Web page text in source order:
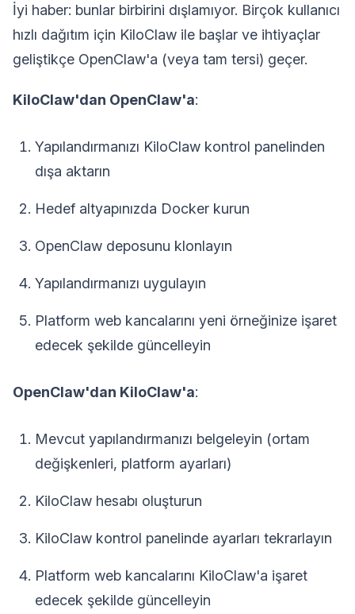
İyi haber: bunlar birbirini dışlamıyor. Birçok kullanıcı
hızlı dağıtım için KiloClaw ile başlar ve ihtiyaçlar
geliştikçe OpenClaw'a (veya tam tersi) geçer.
KiloClaw'dan OpenClaw'a:
Yapılandırmanızı KiloClaw kontrol panelinden
dışa aktarın
Hedef altyapınızda Docker kurun
OpenClaw deposunu klonlayın
Yapılandırmanızı uygulayın
Platform web kancalarını yeni örneğinize işaret
edecek şekilde güncelleyin
OpenClaw'dan KiloClaw'a:
Mevcut yapılandırmanızı belgeleyin (ortam
değişkenleri, platform ayarları)
KiloClaw hesabı oluşturun
KiloClaw kontrol panelinde ayarları tekrarlayın
Platform web kancalarını KiloClaw'a işaret
edecek şekilde güncelleyin